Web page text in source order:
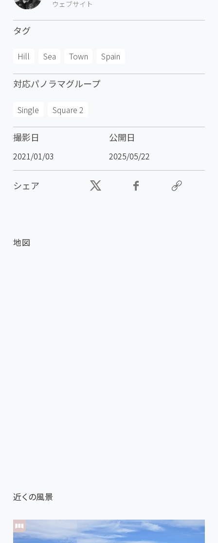
ウェブサイト
タグ
Hill Sea Town Spain
対応パノラマグループ
Single Square 2
撮影日
2021/01/03
公開日
2025/05/22
シェア
地図
近くの風景